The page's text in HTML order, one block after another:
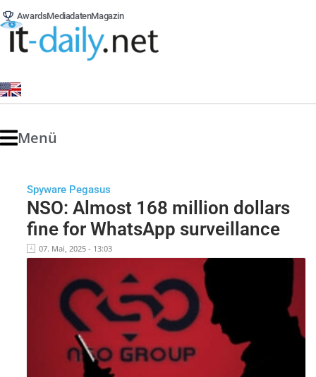
AwardsMediadatenMagazin
Menü
Spyware Pegasus
NSO: Almost 168 million dollars
fine for WhatsApp surveillance
07. Mai, 2025 - 13:03